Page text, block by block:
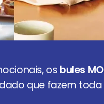
os bules
que fazem